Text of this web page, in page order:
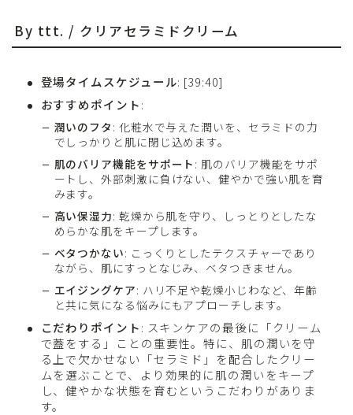
By ttt. / クリアセラミドクリーム
登場タイムスケジュール: [39:40]
おすすめポイント:
潤いのフタ : 化粧水で与えた潤いを、セラミドの力
でしっかりと肌に閉じ込めます。
肌のバリア機能をサポート : 肌のバリア機能をサポ
ートし、外部刺激に負けない、健やかで強い肌を育
みます。
高い保湿力: 乾燥から肌を守り、しっとりとしたな
めらかな肌をキープします。
ベタつかない: こっくりとしたテクスチャーであり
ながら、肌にすっとなじみ、ベタつきません。
エイジングケア: ハリ不足や乾燥小じわなど、年齢
と共に気になる悩みにもアプローチします。
こだわりポイント: スキンケアの最後に「クリーム
で蓋をする」ことの重要性。特に、肌の潤いを守
る上で欠かせない「セラミド」を配合したクリー
ムを選ぶことで、より効果的に肌の潤いをキープ
し、健やかな状態を育むというこだわりがありま
す。